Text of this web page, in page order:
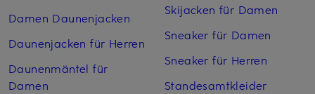
Damen Daunenjacken
Daunenjacken für Herren
Daunenmäntel für
Damen
Skijacken für Damen
Sneaker für Damen
Sneaker für Herren
Standesamtkleider